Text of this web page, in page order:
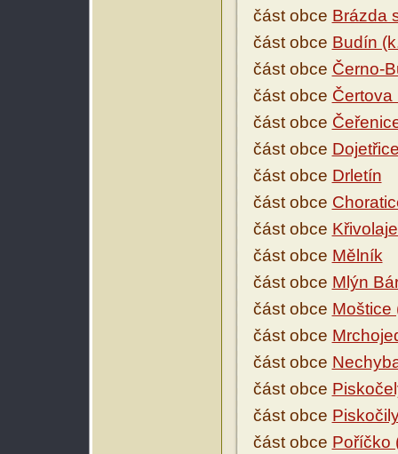
část obce Brázda
část obce Budín
část obce Černo-
část obce Čertova
část obce
část obce
část obce Drletín
část obce
část obce
část obce Mělník
část obce Mlýn
část obce Moštice
část obce
část obce
část obce
část obce
část obce Poříčko